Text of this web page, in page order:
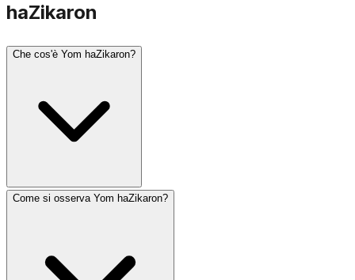
haZikaron
Che cos'è Yom haZikaron?
terrorismo. Una sirena di un minuto risuona alle 20 della
Come si osserva Yom haZikaron?